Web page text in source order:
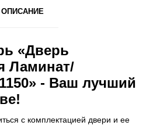
ОПИСАНИЕ
«Дверь
Ламинат/
- Ваш лучший
с комплектацией двери и ее